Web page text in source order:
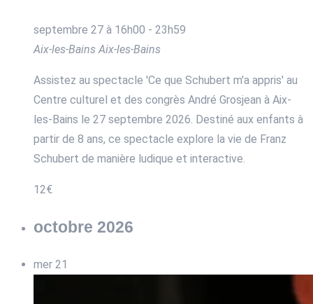
septembre 27 à 16h00 - 23h59
Aix-les-BainsAix-les-Bains
Assistez au spectacle 'Ce que Schubert m'a appris' au
Centre culturel et des congrès André Grosjean à Aix-
les-Bains le 27 septembre 2026. Destiné aux enfants à
partir de 8 ans, ce spectacle explore la vie de Franz
Schubert de manière ludique et interactive.
12€
octobre 2026
mer 21